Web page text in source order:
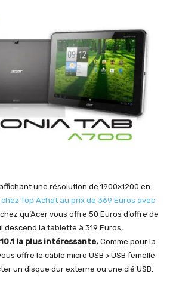
une résolution de 1900×1200 en
Top Achat au prix de 369 Euros avec
qu’Acer vous offre 50 Euros d’offre de
descend la tablette à 319 Euros,
la plus intéressante. Comme pour la
offre le câble micro USB > USB femelle
un disque dur externe ou une clé USB.